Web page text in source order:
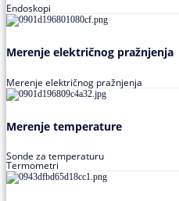
Endoskopi
Merenje električnog pražnjenja
Merenje električnog pražnjenja
Merenje temperature
Sonde za temperaturu
Termometri